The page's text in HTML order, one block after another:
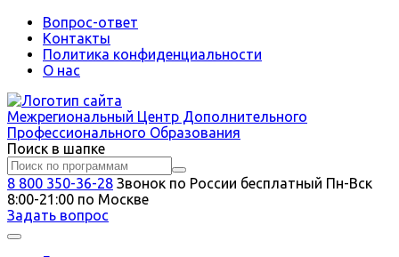
Вопрос-ответ
Контакты
Политика конфиденциальности
О нас
Межрегиональный Центр Дополнительного
Профессионального Образования
Поиск в шапке
8 800 350-36-28 Звонок по России бесплатный Пн-Вск
8:00-21:00 по Москве
Задать вопрос